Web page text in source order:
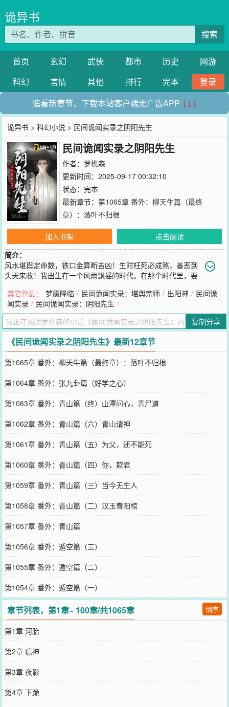
诡异书
搜索
首页 玄幻 武侠 都市 历史
网游
科幻
言情 其他 排行 完本
登录
追看新章节，下载本站客户端无广告APP ↓↓↓
诡异书 >科幻小说 > 民间诡闻实录之阴阳先生
民间诡闻实录之阴阳先生
作者： 罗樵森
更新时间：2025-09-17 00:32:10
状态：完本
最新章节： 第1065章 番外：柳天牛篇（最终
章）：落叶不归根
加入书架
点击阅读
简介：
风水堪舆定命数，铁口金算断吉凶！生时枉死必成煞，善恶到
头天来收！我出生在一个风雨飘摇的时代。在那个时代里，要
是有人偷寿！瘟疫的村落后，或许是赶尸人逞凶！神婆，抬棺匠，更
夫，出马仙，出道道士……更是层出不穷。我是地相堪舆的第二十六
代传人，可能也是最后一个出黑的阴阳先生，为您讲述我一生的诡闻
轶事。
您要是觉得《民间诡闻实录之阴阳先生》还不错的话请不要忘记向您
QQ群和微博微信里的朋友推荐哦！
其它作品： 梦魇降临 / 民间诡闻实录：堪舆宗师 / 出阳神 / 民间诡
闻实录 / 民间诡闻实录：阴阳先生 /
复制分享
《民间诡闻实录之阴阳先生》最新12章节
第1065章 番外：柳天牛篇（最终章）：落叶不归根
第1064章 番外：张九卦篇（好学之心）
第1063章 番外：青山篇（终）山潭问心，青尸道
第1062章 番外：青山篇（六）青山请神
第1061章 番外：青山篇（五）为父，还不能死
第1060章 番外：青山篇（四）你，欺君
第1059章 番外：青山篇（三）当今无生人
第1058章 番外：青山篇（二）汉玉眷阳棺
第1057章 番外：青山篇
第1056章 番外：遁空篇（三）
第1055章 番外：遁空篇（二）
第1054章 番外：遁空篇（一）
章节列表，第1章~ 100章/共1065章 倒序
第1章 河胎
第2章 瘟神
第3章 夜影
第4章 下跪